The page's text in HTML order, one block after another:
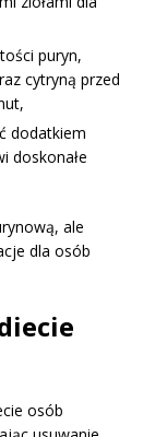
puryn,
cytryną przed
dodatkiem
doskonałe
ale
dla osób
osób